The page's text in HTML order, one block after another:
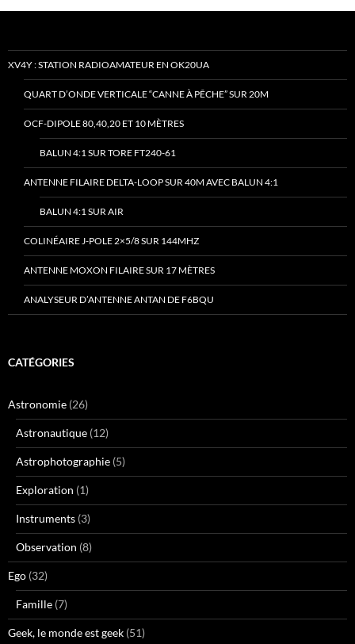
XV4Y : STATION RADIOAMATEUR EN OK20UA
QUART D’ONDE VERTICALE “CANNE À PÊCHE” SUR 20M
OCF-DIPOLE 80,40,20 ET 10 MÈTRES
BALUN 4:1 SUR TORE FT240-61
ANTENNE FILAIRE DELTA-LOOP SUR 40M AVEC BALUN 4:1
BALUN 4:1 SUR AIR
COLINÉAIRE J-POLE 2×5/8 SUR 144MHZ
ANTENNE MOXON FILAIRE SUR 17 MÈTRES
ANALYSEUR D’ANTENNE ANTAN DE F6BQU
CATÉGORIES
Astronomie (26)
Astronautique (12)
Astrophotographie (5)
Exploration (1)
Instruments (3)
Observation (8)
Ego (32)
Famille (7)
Geek, le monde est geek (51)